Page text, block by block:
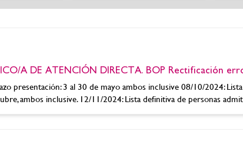
A DE ATENCIÓN DIRECTA. BOP Rectificación
presentación: 3 al 30 de mayo ambos inclusive 08/10/2024:
ambos inclusive. 12/11/2024: Lista definitiva de personas